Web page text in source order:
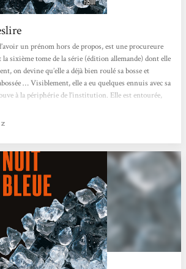
un prénom hors de propos, est une procureure
la sixième tome de la série (édition allemande) dont elle
on devine qu’elle a déjà bien roulé sa bosse et
… Visiblement, elle a eu quelques ennuis avec sa
à la périphérie de l’institution. Elle est entourée,
ces béquilles...